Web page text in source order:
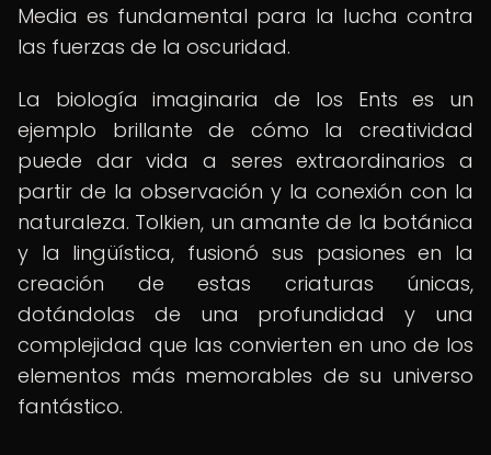
Media es fundamental para la lucha contra
las fuerzas de la oscuridad.
La biología imaginaria de los Ents es un
ejemplo brillante de cómo la creatividad
puede dar vida a seres extraordinarios a
partir de la observación y la conexión con la
naturaleza. Tolkien, un amante de la botánica
y la lingüística, fusionó sus pasiones en la
creación de estas criaturas únicas,
dotándolas de una profundidad y una
complejidad que las convierten en uno de los
elementos más memorables de su universo
fantástico.